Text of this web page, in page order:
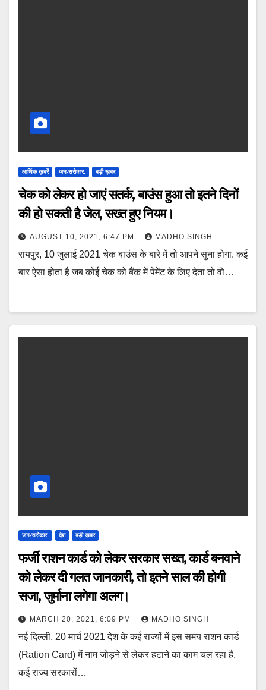
आर्थिक ख़बरें जन-सरोकार. बड़ी ख़बर
चेक को लेकर हो जाएं सतर्क, बाउंस हुआ तो इतने दिनों
की हो सकती है जेल, सख्त हुए नियम।
AUGUST 10, 2021, 6:47 PM MADHO SINGH
रायपुर, 10 जुलाई 2021 चेक बाउंस के बारे में तो आपने सुना होगा. कई
बार ऐसा होता है जब कोई चेक को बैंक में पेमेंट के लिए देता तो वो…
जन-सरोकार. देश बड़ी ख़बर
फर्जी राशन कार्ड को लेकर सरकार सख्त, कार्ड बनवाने
को लेकर दी गलत जानकारी, तो इतने साल की होगी
सजा, जुर्माना लगेगा अलग।
MARCH 20, 2021, 6:09 PM MADHO SINGH
नई दिल्ली, 20 मार्च 2021 देश के कई राज्यों में इस समय राशन कार्ड
(Ration Card) में नाम जोड़ने से लेकर हटाने का काम चल रहा है.
कई राज्य सरकारों…